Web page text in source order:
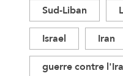
Sud-Liban
Israel
Iran
guerre contre